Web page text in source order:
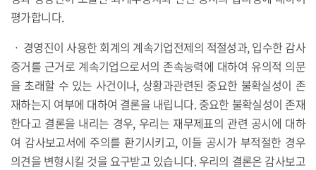
평가합니다.
ㆍ 경영진이 사용한 회계의 계속기업전제의 적절성과, 입수한 감사
증거를 근거로 계속기업으로서의 존속능력에 대하여 유의적 의문
을 초래할 수 있는 사건이나, 상황과관련된 중요한 불확실성이 존
재하는지 여부에 대하여 결론을 내립니다. 중요한 불확실성이 존재
한다고 결론을 내리는 경우, 우리는 재무제표의 관련 공시에 대하
여 감사보고서에 주의를 환기시키고, 이들 공시가 부적절한 경우
의견을 변형시킬 것을 요구받고 있습니다. 우리의 결론은 감사보고